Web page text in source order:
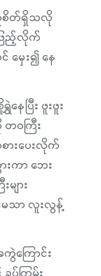
စိတ်ရှိသလို
ြည့်လိုက်
မှေး၍ နေ
ပြီး ဖူးဖူး
တဝကြီး
ားပေးလိုက်
ကာ ဘေး
ျား
သာ လူးလွန့်
ြောင်း